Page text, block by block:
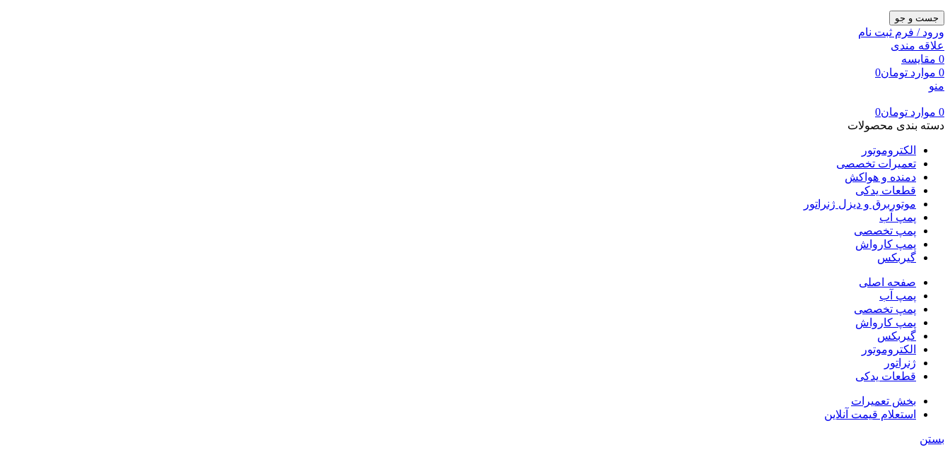
جست و جو
ورود / فرم ثبت نام
علاقه مندی
0 مقایسه
0 موارد تومان0
منو
0 موارد تومان0
دسته بندی محصولات
الکتروموتور
تعمیرات تخصصی
دمنده و هواکش
قطعات یدکی
موتوربرق و دیزل ژنراتور
پمپ آب
پمپ تخصصی
پمپ کارواش
گیربکس
صفحه اصلی
پمپ آب
پمپ تخصصی
پمپ کارواش
گیربکس
الکتروموتور
ژنراتور
قطعات یدکی
بخش تعمیرات
استعلام قیمت آنلاین
بستن